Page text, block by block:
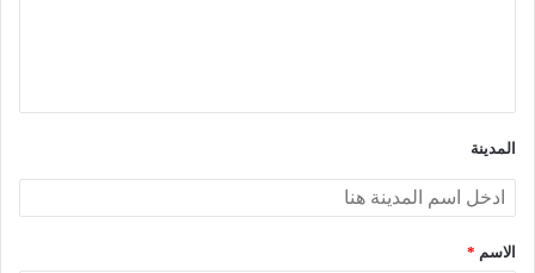
المدينة
الاسم *